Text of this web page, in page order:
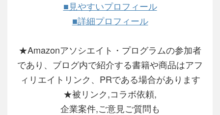
■見やすいプロフィール
■詳細プロフィール
★Amazonアソシエイト・プログラムの参加者
であり、ブログ内で紹介する書籍や商品はアフ
ィリエイトリンク、PRである場合があります
★被リンク,コラボ依頼,
企業案件,ご意見ご質問も